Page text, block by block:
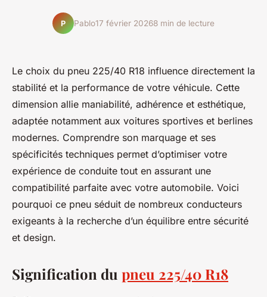
P Pablo17 février 20268 min de lecture
Le choix du pneu 225/40 R18 influence directement la
stabilité et la performance de votre véhicule. Cette
dimension allie maniabilité, adhérence et esthétique,
adaptée notamment aux voitures sportives et berlines
modernes. Comprendre son marquage et ses
spécificités techniques permet d’optimiser votre
expérience de conduite tout en assurant une
compatibilité parfaite avec votre automobile. Voici
pourquoi ce pneu séduit de nombreux conducteurs
exigeants à la recherche d’un équilibre entre sécurité
et design.
Signification du pneu 225/40 R18